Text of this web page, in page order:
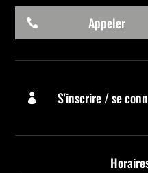
 Appeler
 S'inscrire / se